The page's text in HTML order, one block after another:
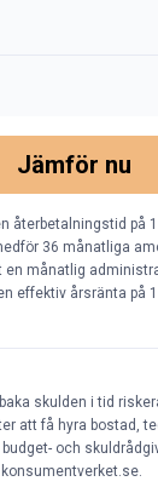
Jämför nu
återbetalningstid på
36 månatliga
en månatlig
effektiv årsränta på
skulden i tid
att få hyra bostad,
budget- och